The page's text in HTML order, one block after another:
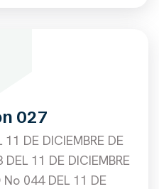
027
DE DICIEMBRE DE
11 DE DICIEMBRE
No 044 DEL 11 DE